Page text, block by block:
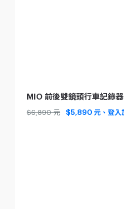
MIO 前後雙鏡頭行車記錄
$6,890 元 $5,890 元、 登入